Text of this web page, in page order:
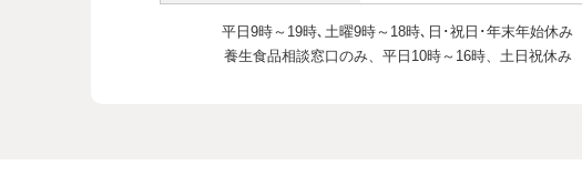
平日9時～19時､土曜9時～18時､ 日･祝日･年末年始休み
養生食品相談窓口のみ、 平日10時～16時、土日祝休み